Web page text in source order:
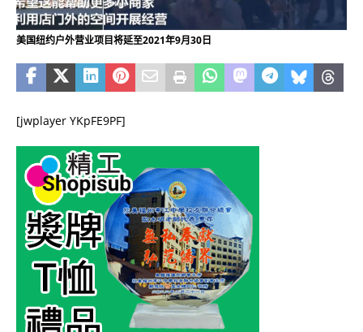
美国纽约户外营业项目将延至2021年9月30日
[jwplayer YKpFE9PF]